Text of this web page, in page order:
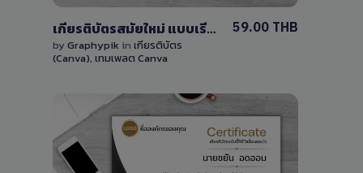
เกียรติบัตรสมัยใหม่ แบบเรียบง่าย แก้ไขได้ด้วย Canva เวอร์ชั่นฟรี
by Graphypik in เกียรติบัตร
(Canva), เทมเพลต Canva
59.00 THB
View Details